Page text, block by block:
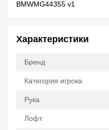
Характеристики
Бренд
Категория игрока
Рука
Лофт